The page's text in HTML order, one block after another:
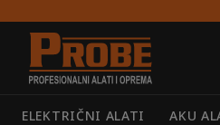
ELEKTRIČNI ALATI AKU
Preskoči
na
navigaciju
Skoči
do
sadržaja